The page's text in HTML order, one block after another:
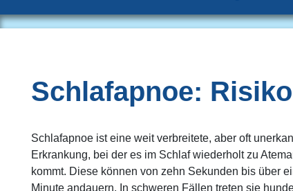
Schlafapnoe:
Schlafapnoe ist eine weit verbreitete, aber oft
Erkrankung, bei der es im Schlaf wiederholt zu
kommt. Diese können von zehn Sekunden bis über
Minute andauern. In schweren Fällen treten sie